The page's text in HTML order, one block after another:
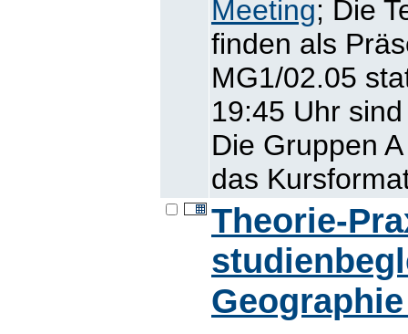
Meeting; Die
finden als
MG1/02.05
19:45 Uhr
Die Gruppen
das
Theorie-